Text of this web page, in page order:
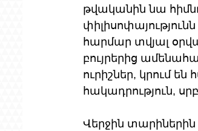
թվականին նա
հարմար տվյալ
բույրերից
ուրիշներ, կրում
հակադրություն,
Վերջին տարիներին